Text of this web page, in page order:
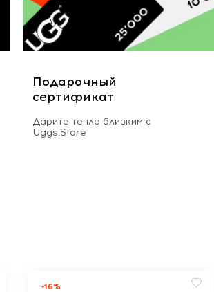
Подарочный
сертификат
Дарите тепло близким с
Uggs.Store
-16%